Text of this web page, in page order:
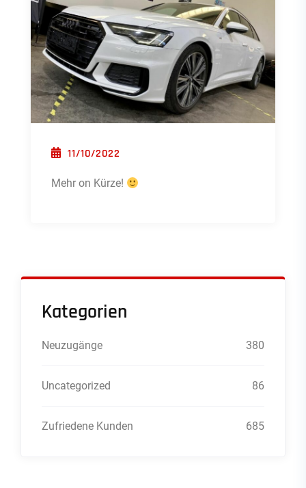
POSTED ON
11/10/2022
Mehr on Kürze!
Kategorien
Neuzugänge 380
Uncategorized 86
Zufriedene Kunden 685